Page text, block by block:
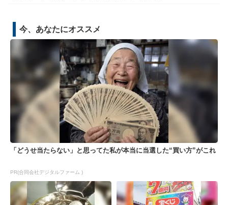
今、あなたにオススメ
「どうせ当たらない」と思ってた私が本当に当選した“買い方”がこれ
PR(合同会社デジタルファーム )